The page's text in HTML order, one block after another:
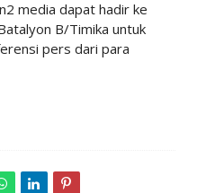
media dapat hadir ke
B/Timika untuk
pers dari para